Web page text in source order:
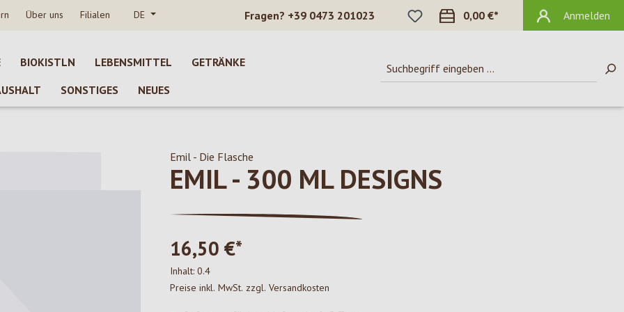
Über uns Filialen DE Fragen? +39 0473 201023
DU HAST 0 PRODUKTE AUF DEM
0,00 €* Anmelden
BIOKISTLN LEBENSMITTEL
GETRÄNKE
SONSTIGES NEUES
Emil - Die Flasche
EMIL - 300 ML DESIGNS
16,50 €*
Inhalt: 0.4
Preise inkl. MwSt. zzgl. Versandkosten